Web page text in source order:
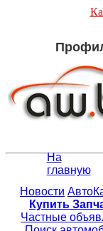
На
главную
Новости
Купить
Частные